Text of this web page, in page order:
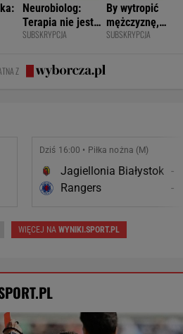
Neurobiolog:
Terapia nie jest
konieczna. Mózg
zmianę
SUBSKRYPCJA
By wytropić
mężczyznę,
nie musi
SUBSKRYPCJA
Z
Dziś 16:00 • Piłka nożna (M)
Jagiellonia Białystok -
Rangers
-
WIĘCEJ NA WYNIKI.SPORT.PL